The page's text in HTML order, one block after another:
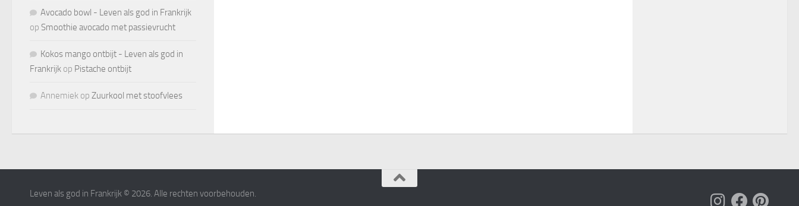
Avocado bowl - Leven als god in Frankrijk
op Smoothie avocado met passievrucht
Kokos mango ontbijt - Leven als god in
Frankrijk op Pistache ontbijt
Annemiek op Zuurkool met stoofvlees
Leven als god in Frankrijk © 2026. Alle rechten voorbehouden.